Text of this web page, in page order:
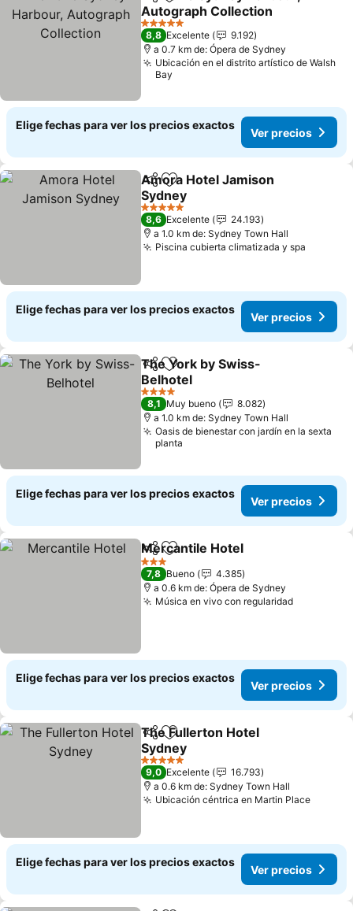
Agregar a favoritos
Autograph Collection
5 Estrellas
8,8 Excelente
9.192
a 0.7 km de: Ópera de Sydney
Ubicación en el distrito artístico de Walsh
Bay
Elige fechas para ver los precios exactos
Ver precios
CompartirAgregar a favoritos
Amora Hotel Jamison
Sydney
5 Estrellas
8,6 Excelente
24.193
a 1.0 km de: Sydney Town Hall
Piscina cubierta climatizada y spa
Elige fechas para ver los precios exactos
Ver precios
Compartir
Agregar a favoritos
The York by Swiss-
Belhotel
4 Estrellas
8,1 Muy bueno
8.082
a 1.0 km de: Sydney Town Hall
Oasis de bienestar con jardín en la sexta
planta
Elige fechas para ver los precios exactos
Ver precios
CompartirAgregar a favoritos
Mercantile Hotel
3 Estrellas
7,8 Bueno
4.385
a 0.6 km de: Ópera de Sydney
Música en vivo con regularidad
Elige fechas para ver los precios exactos
Ver precios
Compartir
Agregar a favoritos
The Fullerton Hotel
Sydney
5 Estrellas
9,0 Excelente
16.793
a 0.6 km de: Sydney Town Hall
Ubicación céntrica en Martin Place
Elige fechas para ver los precios exactos
Ver precios